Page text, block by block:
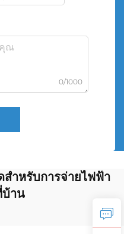
0/1000
สำหรับการจ่ายไฟฟ้า
าน